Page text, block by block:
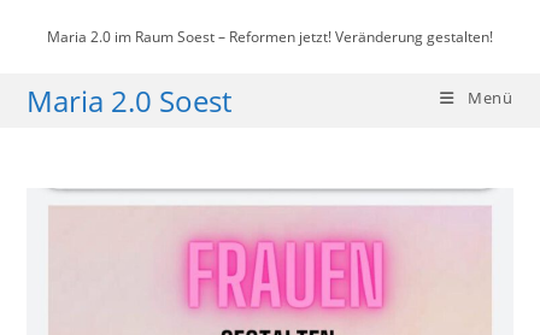
Maria 2.0 im Raum Soest – Reformen jetzt! Veränderung gestalten!
Maria 2.0 Soest Menü